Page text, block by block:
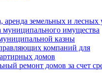
аренда земельных и лесных
имущества
казны
компаний для
домов
ремонт домов за счет